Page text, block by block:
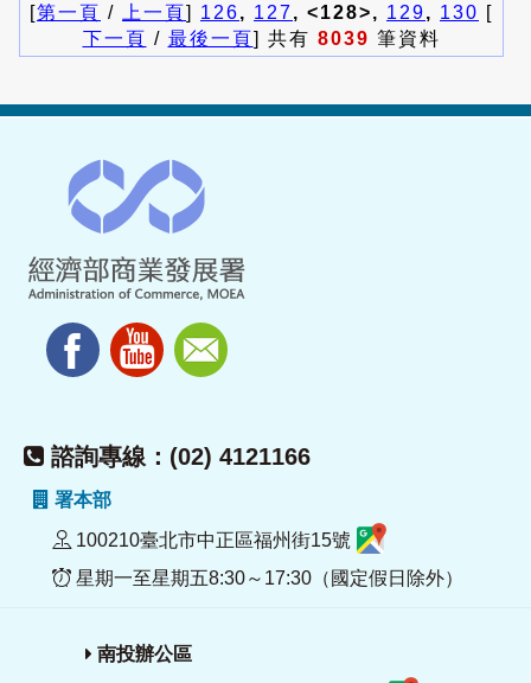
[第一頁 / 上一頁] 126, 127, <128>, 129, 130 [
下一頁 / 最後一頁] 共有 8039 筆資料
諮詢專線：(02) 4121166
署本部
100210臺北市中正區福州街15號
星期一至星期五8:30～17:30（國定假日除外）
南投辦公區